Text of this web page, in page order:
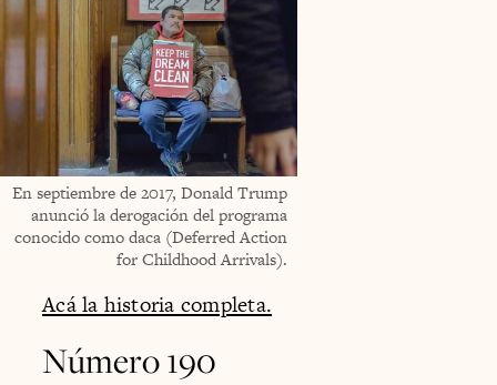
En septiembre de 2017, Donald Trump
anunció la derogación del programa
conocido como daca (Deferred Action
for Childhood Arrivals).
Acá la historia completa.
Número 190